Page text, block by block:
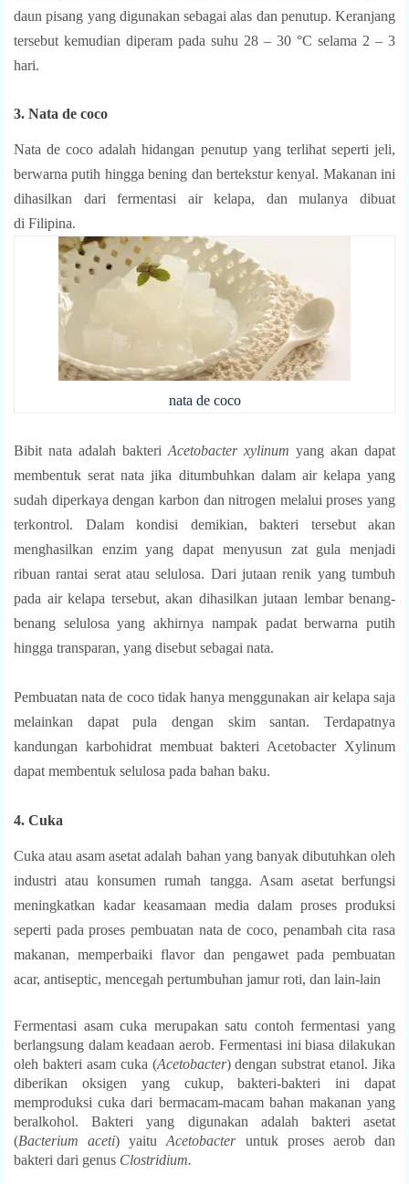
daun pisang yang digunakan sebagai alas dan penutup. Keranjang
tersebut kemudian diperam pada suhu 28 – 30 °C selama 2 – 3
hari.
3. Nata de coco
Nata de coco adalahhidangan penutupyang terlihat sepertijeli,
berwarna putih hingga bening dan bertekstur kenyal. Makanan ini
dihasilkan darifermentasi airkelapa, dan mulanya dibuat
di Filipina.
nata de coco
Bibit nata adalah bakteri Acetobacter xylinum yang akan dapat
membentuk serat nata jika ditumbuhkan dalam air kelapa yang
sudah diperkaya dengan karbon dannitrogen melalui proses yang
terkontrol. Dalam kondisi demikian, bakteri tersebut akan
menghasilkan enzim yang dapat menyusun zat gula menjadi
ribuan rantai serat atauselulosa. Dari jutaan renik yang tumbuh
pada air kelapa tersebut, akan dihasilkan jutaan lembar benang-
benang selulosa yang akhirnya nampak padat berwarna putih
hingga transparan, yang disebut sebagai nata.
Pembuatan nata de coco tidak hanya menggunakan air kelapa saja
melainkan dapat pula dengan skim santan. Terdapatnya
kandungan karbohidrat membuat bakteri Acetobacter Xylinum
dapat membentuk selulosa pada bahan baku.
4. Cuka
Cuka atau asam asetat adalah bahan yang banyak dibutuhkan oleh
industri atau konsumen rumah tangga. Asam asetat berfungsi
meningkatkan kadar keasamaan media dalam proses produksi
seperti pada proses pembuatan nata de coco, penambah cita rasa
makanan, memperbaiki flavor dan pengawet pada pembuatan
acar, antiseptic, mencegah pertumbuhan jamur roti, dan lain-lain
Fermentasi asam cuka merupakan satu contoh fermentasi yang
berlangsung dalam keadaan aerob. Fermentasi ini biasa dilakukan
oleh bakteri asam cuka (Acetobacter) dengan substrat etanol. Jika
diberikan oksigen yang cukup, bakteri-bakteri ini dapat
memproduksi cuka dari bermacam-macam bahan makanan yang
beralkohol.Bakteri yang digunakan adalah bakteri asetat
(Bacterium aceti) yaituAcetobacteruntuk proses aerob dan
bakteri dari genus Clostridium.